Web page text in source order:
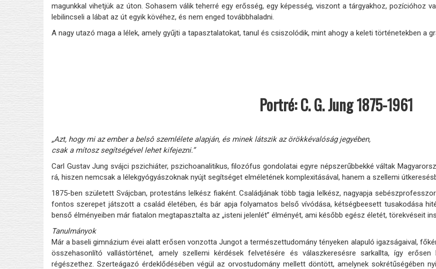
magunkkal vihetjük az úton. Sohasem válik teherré egy erősség, egy képesség, viszont a tárgyakhoz, pozícióhoz
lebilincseli a lábat az út egyik kövéhez, és nem enged továbbhaladni.
A nagy utazó maga a lélek, amely gyűjti a tapasztalatokat, tanul és csiszolódik, mint ahogy a keleti történetekben a
Portré: C. G. Jung 1875-1961
„Azt, hogy mi az ember a belsô szemlélete alapján, és minek látszik az örökkévalóság jegyében,
csak a mítosz segítségével lehet kifejezni.”
Carl Gustav Jung svájci pszichiáter, pszichoanalitikus, filozófus gondolatai egyre népszerűbbekké váltak
rá, hiszen nemcsak a lélekgyógyászoknak nyújt segítséget elméletének komplexitásával, hanem a szellemi
1875-ben született Svájcban, protestáns lelkész fiaként. Családjának több tagja lelkész, nagyapja
fontos szerepet játszott a család életében, és bár apja folyamatos belső vívódása, kétségbeesett tusakodása
benső élményeiben már fiatalon megtapasztalta az „isteni jelenlét” élményét, ami később egész életét, törekvéseit
Tanulmányok
Már a baseli gimnázium évei alatt erősen vonzotta Jungot a természettudomány tényeken alapuló igazságaival,
összehasonlító vallástörténet, amely szellemi kérdések felvetésére és válaszkeresésre sarkallta, így
régészethez. Szerteágazó érdeklődésében végül az orvostudomány mellett döntött, amelynek sokrétűségében